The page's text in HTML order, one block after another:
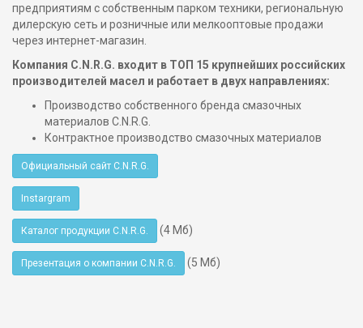
предприятиям с собственным парком техники, региональную
дилерскую сеть и розничные или мелкооптовые продажи
через интернет-магазин.
Компания C.N.R.G. входит в ТОП 15 крупнейших российских
производителей масел и работает в двух направлениях:
Производство собственного бренда смазочных
материалов C.N.R.G.
Контрактное производство смазочных материалов
Официальный сайт C.N.R.G.
Instargram
Каталог продукции C.N.R.G. (4 Мб)
Презентация о компании C.N.R.G. (5 Мб)